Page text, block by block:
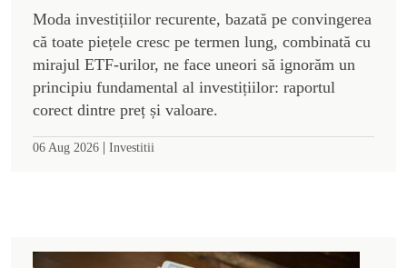
Moda investițiilor recurente, bazată pe convingerea
că toate piețele cresc pe termen lung, combinată cu
mirajul ETF-urilor, ne face uneori să ignorăm un
principiu fundamental al investițiilor: raportul
corect dintre preț și valoare.
06 Aug 2026 | Investitii